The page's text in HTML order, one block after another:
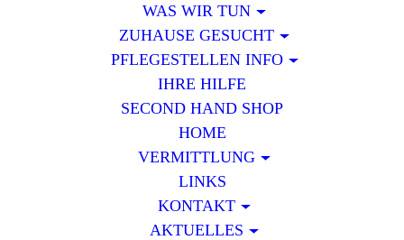
WAS WIR TUN
ZUHAUSE GESUCHT
PFLEGESTELLEN INFO
IHRE HILFE
SECOND HAND SHOP
HOME
VERMITTLUNG
LINKS
KONTAKT
AKTUELLES